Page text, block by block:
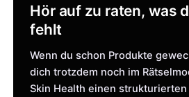
Hör auf zu raten, was
fehlt
Wenn du schon Produkte
dich trotzdem noch im
Skin Health einen